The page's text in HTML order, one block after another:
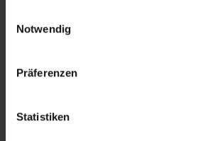
Weitere Informationen finden Sie in
Notwendig
Präferenzen
Statistiken
Zeigt den Akkustand der
informiert mit grünem Blitz über